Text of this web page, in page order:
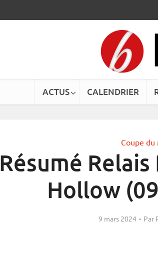
ACTUS CALENDRIER
Coupe du
Résumé
Hollow
9 mars 2024 Par